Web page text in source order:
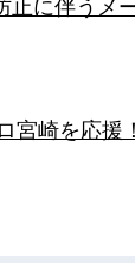
止に伴うメ
宮崎を応